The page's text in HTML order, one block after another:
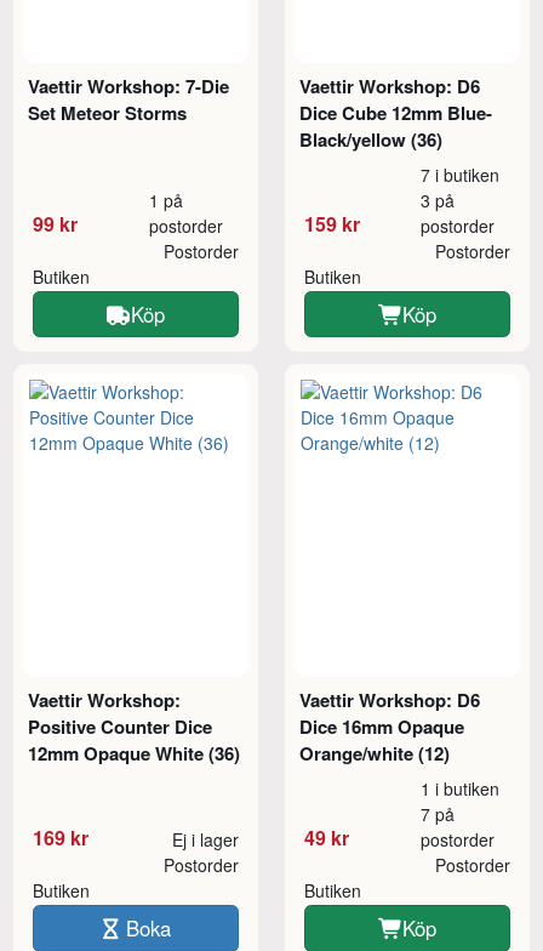
Vaettir Workshop: 7-Die
Set Meteor Storms
99 kr
1 på
postorder
Butiken
Postorder
Köp
Vaettir Workshop: D6
Dice Cube 12mm Blue-
Black/yellow (36)
159 kr
7 i butiken
3 på
postorder
Butiken
Postorder
Köp
Vaettir Workshop:
Positive Counter Dice
12mm Opaque White (36)
169 kr Ej i lager
Butiken
Postorder
Boka
Vaettir Workshop: D6
Dice 16mm Opaque
Orange/white (12)
49 kr
1 i butiken
7 på
postorder
Butiken
Postorder
Köp